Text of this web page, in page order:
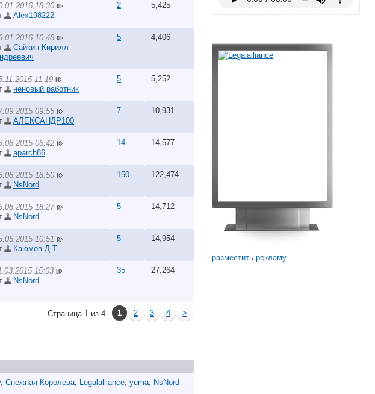
18:30
Alex198222
2 5,425
10:48
Сайкин Кирилл
5 4,406
11:19
неновый работник
5 5,252
09:55
АЛЕКСАНДР100
7 10,931
06:42
aparch86
14 14,577
18:50
NsNord
150 122,474
18:27
NsNord
5 14,712
10:51
Каюмов Д.Т.
5 14,954
15:03
NsNord
35 27,264
Страница 1 из 4 1 2 3 4 >
, Снежная Королева, Legalalliance, yuma, NsNord
разместить рекламу